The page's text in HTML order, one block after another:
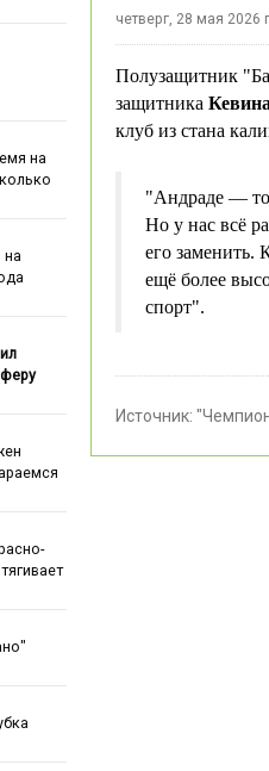
четверг, 28 мая 2026
Полузащитник
защитника
клуб из стана
"Андраде —
Но у нас всё
его заменить.
ещё более
спорт".
Источник:
на